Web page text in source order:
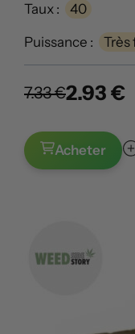
Taux : 40
Puissance : Très
7.33 €2.93 €
Acheter